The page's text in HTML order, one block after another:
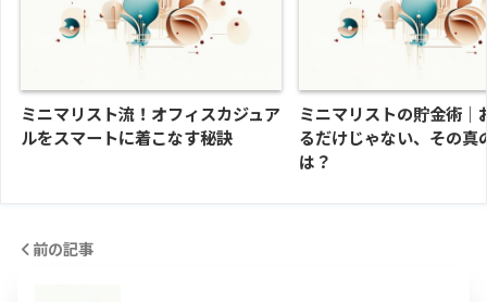
ミニマリスト流！オフィスカジュア
ルをスマートに着こなす秘訣
ミニマリストの貯金術｜
るだけじゃない、その真
は？
前の記事